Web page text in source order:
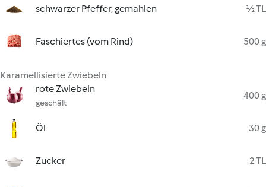
schwarzer Pfeffer, gemahlen ½ TL
Faschiertes (vom Rind) 500 g
Karamellisierte Zwiebeln
rote Zwiebeln
geschält
400 g
Öl 30 g
Zucker 2 TL